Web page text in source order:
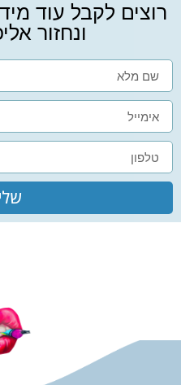
רוצים לקבל עוד
ונחזור